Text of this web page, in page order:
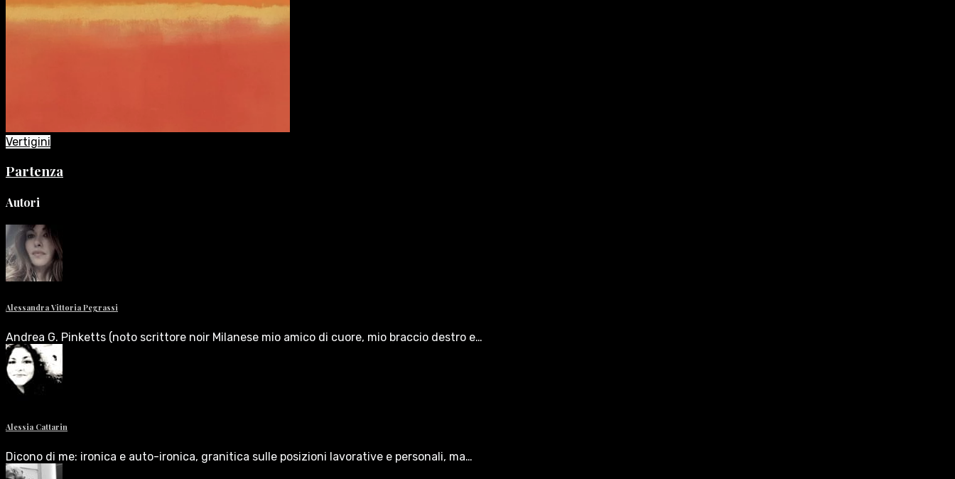
Vertigini
Partenza
Autori
Alessandra Vittoria Pegrassi
Andrea G. Pinketts (noto scrittore noir Milanese mio amico di cuore, mio braccio destro e…
Alessia Cattarin
Dicono di me: ironica e auto-ironica, granitica sulle posizioni lavorative e personali, ma…